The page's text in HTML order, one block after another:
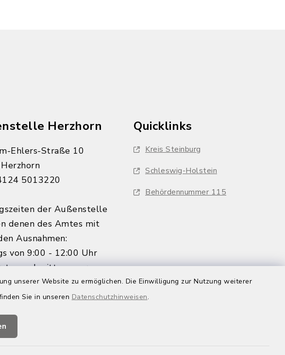
unserer Website zu ermöglichen. Die Einwilligung zur Nutzung weiterer
Sie in unseren Datenschutzhinweisen.
Herzhorn
Ehlers-Straße 10
5013220
der Außenstelle
denen des Amtes mit
Ausnahmen:
von 9:00 - 12:00 Uhr
nur
der Ferien.
ohne Termin
Quicklinks
Kreis Steinburg
Schleswig-Holstein
Behördennummer 115